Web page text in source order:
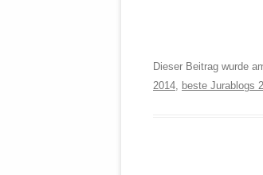
Dieser Beitrag wurde
2014, beste Jurablogs